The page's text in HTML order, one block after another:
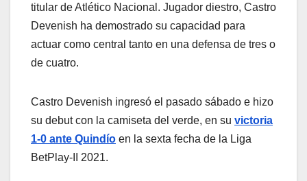
titular de Atlético Nacional. Jugador diestro, Castro
Devenish ha demostrado su capacidad para
actuar como central tanto en una defensa de tres o
de cuatro.
Castro Devenish ingresó el pasado sábado e hizo
su debut con la camiseta del verde, en su victoria
1-0 ante Quindío en la sexta fecha de la Liga
BetPlay-II 2021.